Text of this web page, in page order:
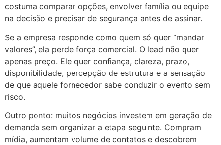
costuma comparar opções, envolver família ou equipe
na decisão e precisar de segurança antes de assinar.
Se a empresa responde como quem só quer “mandar
valores”, ela perde força comercial. O lead não quer
apenas preço. Ele quer confiança, clareza, prazo,
disponibilidade, percepção de estrutura e a sensação
de que aquele fornecedor sabe conduzir o evento sem
risco.
Outro ponto: muitos negócios investem em geração de
demanda sem organizar a etapa seguinte. Compram
mídia, aumentam volume de contatos e descobrem